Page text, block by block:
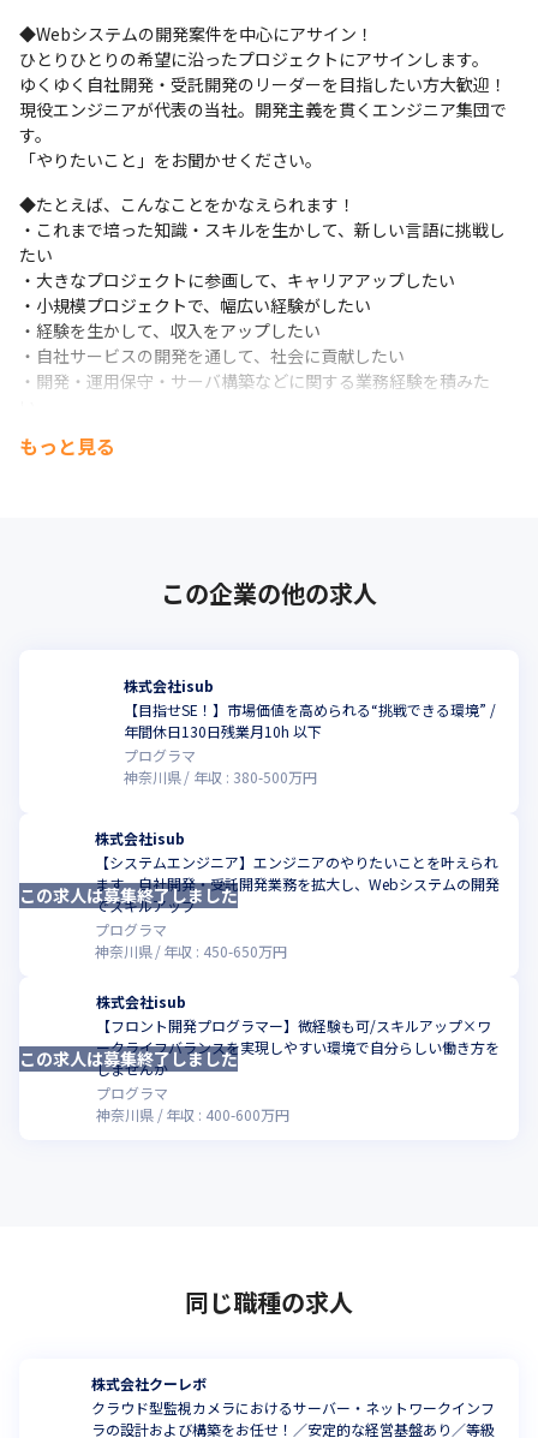
体制も整えています。
◆Webシステムの開発案件を中心にアサイン！
ひとりひとりの希望に沿ったプロジェクトにアサインします。
ゆくゆく自社開発・受託開発のリーダーを目指したい方大歓迎！
現役エンジニアが代表の当社。開発主義を貫くエンジニア集団で
す。
「やりたいこと」をお聞かせください。
◆たとえば、こんなことをかなえられます！
・これまで培った知識・スキルを生かして、新しい言語に挑戦し
たい
・大きなプロジェクトに参画して、キャリアアップしたい
・小規模プロジェクトで、幅広い経験がしたい
・経験を生かして、収入をアップしたい
・自社サービスの開発を通して、社会に貢献したい
・開発・運用保守・サーバ構築などに関する業務経験を積みた
ともにスキルを伸ばし、仕事を楽しみながらエキスパート集団を
つくりませんか？
もっと見る
この企業の他の求人
株式会社isub
【目指せSE！】市場価値を高められる“挑戦できる環境” /
年間休日130日残業月10h 以下
プログラマ
神奈川県
年収 : 380-500万円
株式会社isub
【システムエンジニア】エンジニアのやりたいことを叶えられ
ます 自社開発・受託開発業務を拡大し、Webシステムの開発
でスキルアップ
プログラマ
神奈川県
年収 : 450-650万円
この求人は募集終了しました
株式会社isub
【フロント開発プログラマー】微経験も可/スキルアップ×ワ
ークライフバランスを実現しやすい環境で自分らしい働き方を
しませんか
プログラマ
神奈川県
年収 : 400-600万円
この求人は募集終了しました
同じ職種の求人
株式会社クーレボ
クラウド型監視カメラにおけるサーバー・ネットワークインフ
ラの設計および構築をお任せ！／安定的な経営基盤あり／等級